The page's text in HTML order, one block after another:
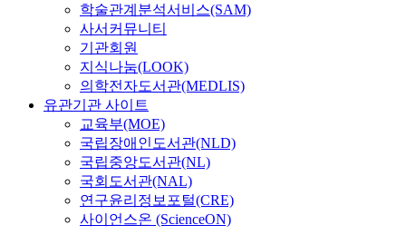
학술관계분석서비스(SAM)
사서커뮤니티
기관회원
지식나눔(LOOK)
의학전자도서관(MEDLIS)
유관기관 사이트
교육부(MOE)
국립장애인도서관(NLD)
국립중앙도서관(NL)
국회도서관(NAL)
연구윤리정보포털(CRE)
사이언스온 (ScienceON)